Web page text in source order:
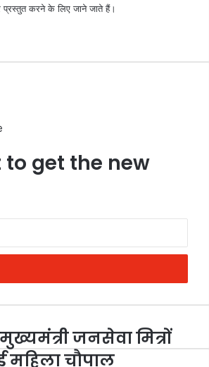
प्रस्तुत करने के लिए जाने जाते हैं।
get the new
जनसेवा मित्रों
महिला चौपाल